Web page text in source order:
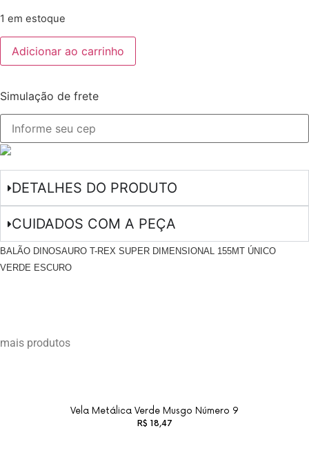
1 em estoque
Adicionar ao carrinho
Simulação de frete
DETALHES DO PRODUTO
CUIDADOS COM A PEÇA
BALÃO DINOSAURO T-REX SUPER DIMENSIONAL 155MT ÚNICO
VERDE ESCURO
mais produtos
Vela Metálica Verde Musgo Número 9
R$ 18,47